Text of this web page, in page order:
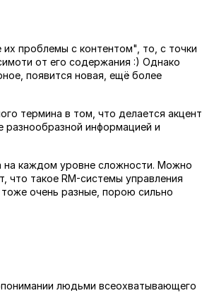
проблемы с контентом", то, с точки
от его содержания :) Однако
появится новая, ещё более
термина в том, что делается акцент
разнообразной информацией и
каждом уровне сложности. Можно
что такое RM-системы управления
очень разные, порою сильно
людьми всеохватывающего